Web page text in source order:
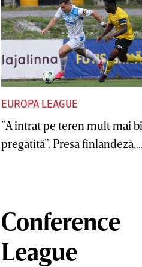
EUROPA LEAGUE
”A intrat pe teren mult mai
pregătită”. Presa
Conference
League